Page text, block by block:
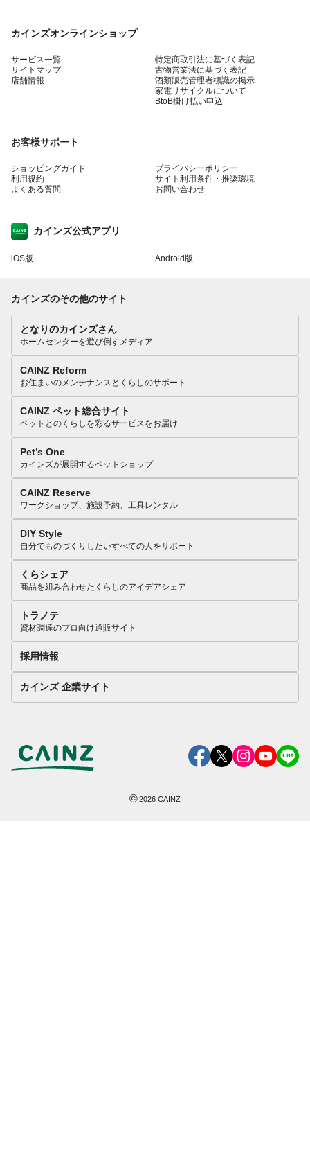
カインズオンラインショップ
サービス一覧
サイトマップ
店舗情報
特定商取引法に基づく表記
古物営業法に基づく表記
酒類販売管理者標識の掲示
家電リサイクルについて
BtoB掛け払い申込
お客様サポート
ショッピングガイド
利用規約
よくある質問
プライバシーポリシー
サイト利用条件・推奨環境
お問い合わせ
カインズ公式アプリ
iOS版 Android版
カインズのその他のサイト
となりのカインズさん
ホームセンターを遊び倒すメディア
CAINZ Reform
お住まいのメンテナンスとくらしのサポート
CAINZ ペット総合サイト
ペットとのくらしを彩るサービスをお届け
Pet’s One
カインズが展開するペットショップ
CAINZ Reserve
ワークショップ、施設予約、工具レンタル
DIY Style
自分でものづくりしたいすべての人をサポート
くらシェア
商品を組み合わせたくらしのアイデアシェア
トラノテ
資材調達のプロ向け通販サイト
採用情報
カインズ 企業サイト
©2026 CAINZ